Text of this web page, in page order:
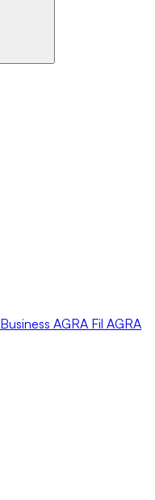
Business AGRA Fil AGRA